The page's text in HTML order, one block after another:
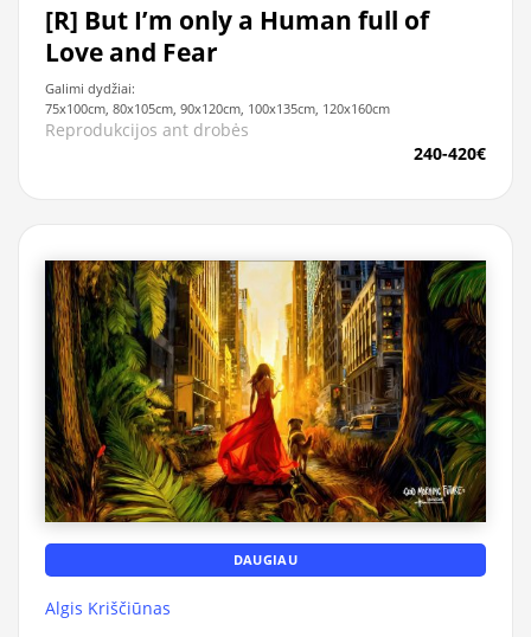
[R] But I’m only a Human full of
Love and Fear
Galimi dydžiai:
75x100cm, 80x105cm, 90x120cm, 100x135cm, 120x160cm
Reprodukcijos ant drobės
240-420€
DAUGIAU
Algis Kriščiūnas